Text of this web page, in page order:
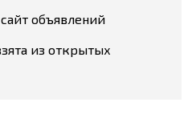
объявлений
из открытых